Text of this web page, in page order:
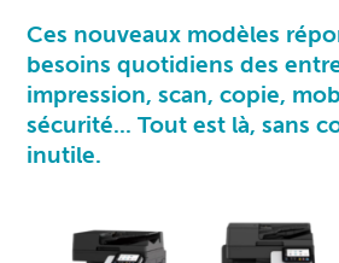
Ces nouveaux modèles
besoins quotidiens des
impression, scan, copie,
sécurité... Tout est là, sans
inutile.